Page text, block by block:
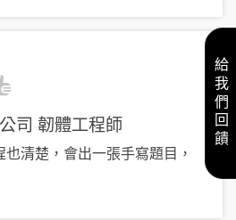
司 韌體工程師
清楚，會出一張手寫題目，
給我們回饋